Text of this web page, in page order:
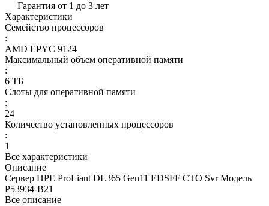
Гарантия от 1 до 3 лет
Характеристики
Семейство процессоров
:
AMD EPYC 9124
Максимальный объем оперативной памяти
:
6 ТБ
Слоты для оперативной памяти
:
24
Количество установленных процессоров
:
1
Все характеристики
Описание
Сервер HPE ProLiant DL365 Gen11 EDSFF CTO Svr Модель
P53934-B21
Все описание